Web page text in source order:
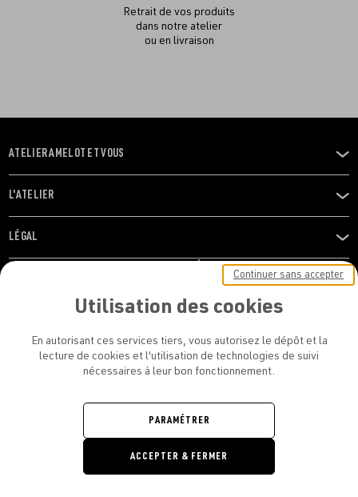
Retrait de vos produits
dans notre atelier
ou en livraison
OUVRIR
LE
MENU
ATELIER AMELOT ET VOUS
OUVRIR
LE
MENU
L'ATELIER
OUVRIR
LE
LÉGAL
RESTONS EN CONTACT ! ABONNEZ-VOUS À NOTRE
conditions d’utilisation de l’Atelier Amelot
ATELIER AMELOT - TOUS DROITS
Retrouvez
Retrouvez
Utilisation des cookies
En autorisant ces services tiers, vous autorisez le dépôt et la
lecture de cookies et l'utilisation de technologies de suivi
nécessaires à leur bon fonctionnement.
Continuer sans accepter
PARAMÉTRER
ACCEPTER & FERMER